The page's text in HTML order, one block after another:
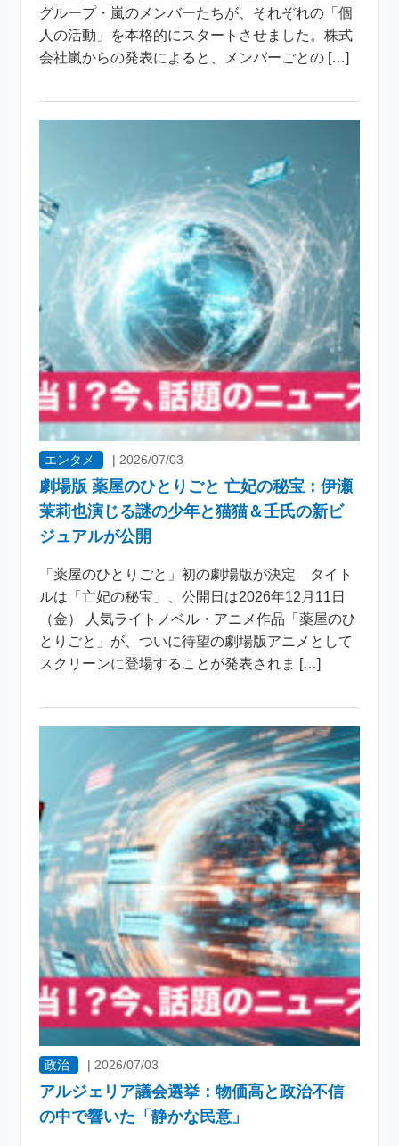
グループ・嵐のメンバーたちが、それぞれの「個
人の活動」を本格的にスタートさせました。株式
会社嵐からの発表によると、メンバーごとの […]
エンタメ | 2026/07/03
劇場版 薬屋のひとりごと 亡妃の秘宝：伊瀬
茉莉也演じる謎の少年と猫猫＆壬氏の新ビ
ジュアルが公開
「薬屋のひとりごと」初の劇場版が決定 タイト
ルは「亡妃の秘宝」、公開日は2026年12月11日
（金） 人気ライトノベル・アニメ作品「薬屋のひ
とりごと」が、ついに待望の劇場版アニメとして
スクリーンに登場することが発表されま […]
政治 | 2026/07/03
アルジェリア議会選挙：物価高と政治不信
の中で響いた「静かな民意」